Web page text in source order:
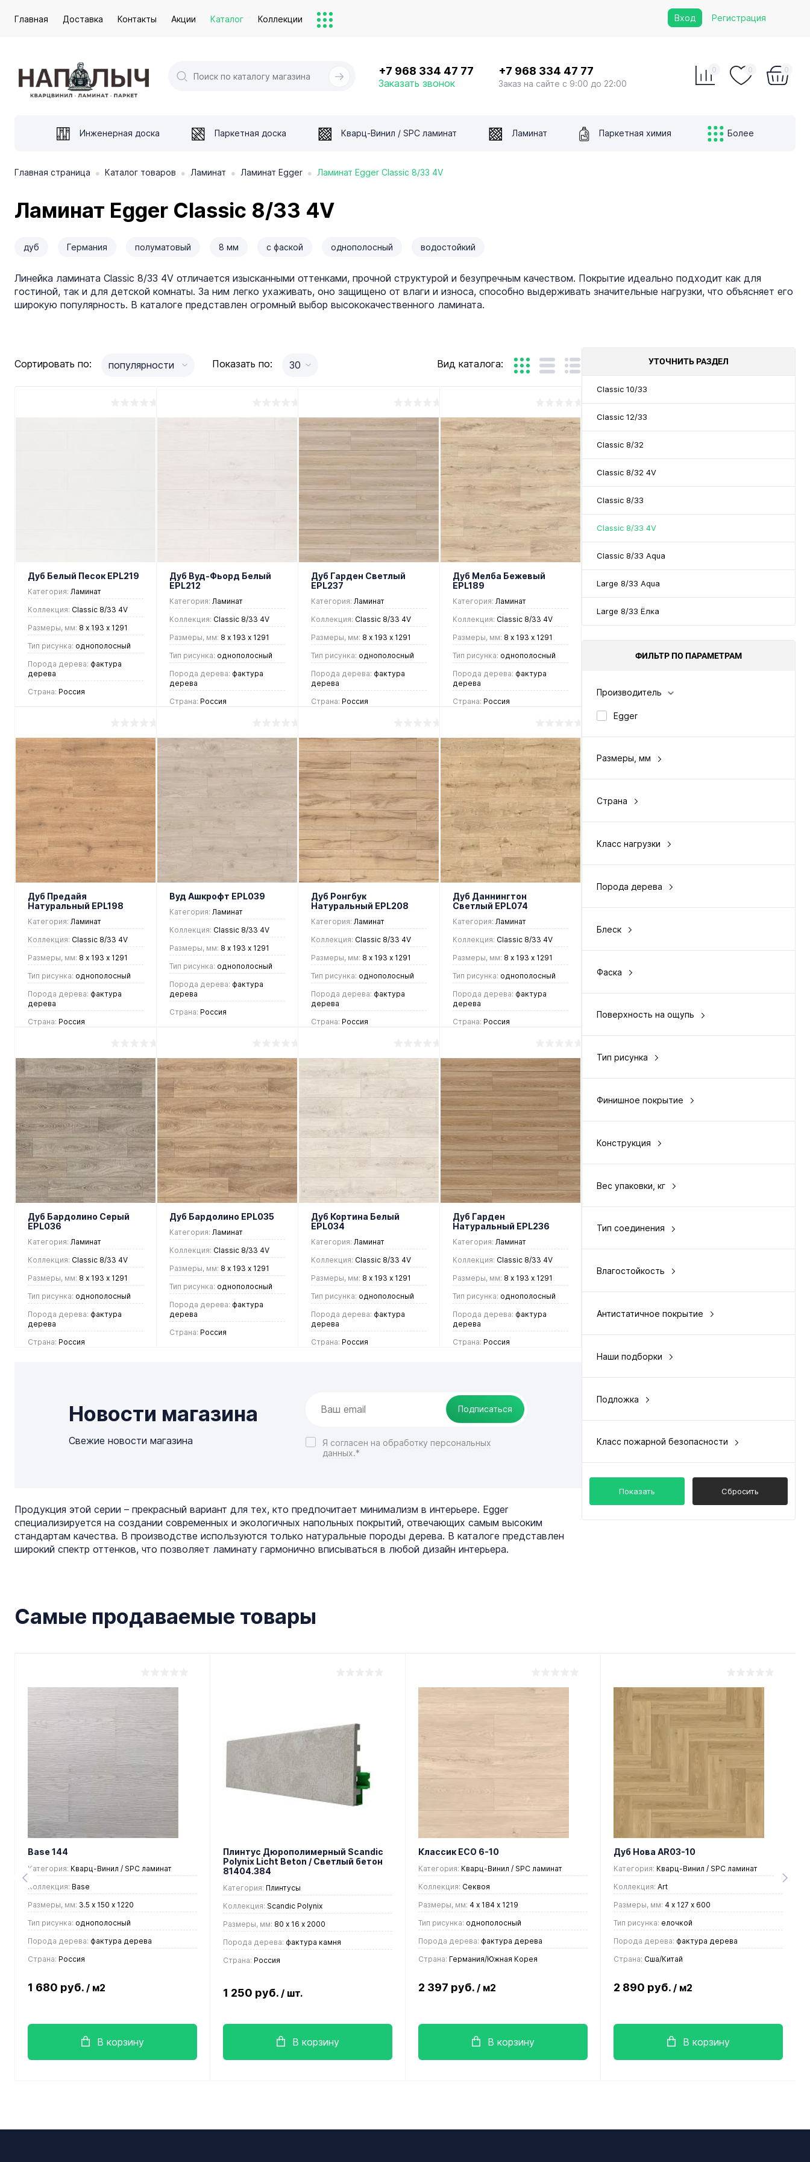
Главная Доставка Контакты Акции Каталог Коллекции Вход Регистрация
+7 968 334 47 77
Заказать звонок
+7 968 334 47 77
Заказ на сайте с 9:00 до 22:00
0 0 0
Инженерная доска Паркетная доска Кварц-Винил / SPC ламинат Ламинат Паркетная химия Более
Главная страница • Каталог товаров • Ламинат • Ламинат Egger • Ламинат Egger Classic 8/33 4V
Ламинат Egger Classic 8/33 4V
дуб Германия полуматовый 8 мм c фаской однополосный водостойкий
Линейка ламината Classic 8/33 4V отличается изысканными оттенками, прочной структурой и безупречным качеством. Покрытие идеально подходит как для
гостиной, так и для детской комнаты. За ним легко ухаживать, оно защищено от влаги и износа, способно выдерживать значительные нагрузки, что объясняет его
широкую популярность. В каталоге представлен огромный выбор высококачественного ламината.
УТОЧНИТЬ РАЗДЕЛ
Classic 10/33
Classic 12/33
Classic 8/32
Classic 8/32 4V
Classic 8/33
Classic 8/33 4V
Classic 8/33 Aqua
Large 8/33 Aqua
Large 8/33 Ёлка
ФИЛЬТР ПО ПАРАМЕТРАМ
Производитель
Egger
Размеры, мм
Страна
Класс нагрузки
Порода дерева
Блеск
Фаска
Поверхность на ощупь
Тип рисунка
Финишное покрытие
Конструкция
Вес упаковки, кг
Тип соединения
Влагостойкость
Антистатичное покрытие
Наши подборки
Подложка
Класс пожарной безопасности
Показать Сбросить
Сортировать по: популярности Показать по: 30 Вид каталога:
Дуб Белый Песок EPL219
Категория: Ламинат
Коллекция: Classic 8/33 4V
Размеры, мм: 8 х 193 х 1291
Тип рисунка: однополосный
Порода дерева: фактура
дерева
Страна: Россия
В корзину
Купить в 1
Сравнение
В
избранное
наличии
Дуб Вуд-Фьорд Белый
EPL212
Категория: Ламинат
Коллекция: Classic 8/33 4V
Размеры, мм: 8 х 193 х 1291
Тип рисунка: однополосный
Порода дерева: фактура
дерева
Страна: Россия
В корзину
Купить в 1
наличии
Дуб Гарден Светлый
EPL237
Категория: Ламинат
Коллекция: Classic 8/33 4V
Размеры, мм: 8 х 193 х 1291
Тип рисунка: однополосный
Порода дерева: фактура
дерева
Страна: Россия
В корзину
Купить в 1
клик
Сравнение
В
избранное
Под
заказ
Дуб Мелба Бежевый
EPL189
Категория: Ламинат
Коллекция: Classic 8/33 4V
Размеры, мм: 8 х 193 х 1291
Тип рисунка: однополосный
Порода дерева: фактура
дерева
Страна: Россия
В корзину
Купить в 1
клик
Сравнение
В
избранное
В
наличии
Дуб Предайя
Натуральный EPL198
Категория: Ламинат
Коллекция: Classic 8/33 4V
Размеры, мм: 8 х 193 х 1291
Тип рисунка: однополосный
Порода дерева: фактура
дерева
Страна: Россия
В корзину
Купить в 1
клик
Сравнение
В
избранное
В
наличии
Вуд Ашкрофт EPL039
Категория: Ламинат
Коллекция: Classic 8/33 4V
Размеры, мм: 8 х 193 х 1291
Тип рисунка: однополосный
Порода дерева: фактура
дерева
Страна: Россия
В корзину
Купить в 1
клик
Сравнение
В
избранное
В
наличии
Дуб Ронгбук
Натуральный EPL208
Категория: Ламинат
Коллекция: Classic 8/33 4V
Размеры, мм: 8 х 193 х 1291
Тип рисунка: однополосный
Порода дерева: фактура
дерева
Страна: Россия
В корзину
Купить в 1
В
наличии
Дуб Даннингтон
Светлый EPL074
Категория: Ламинат
Коллекция: Classic 8/33 4V
Размеры, мм: 8 х 193 х 1291
Тип рисунка: однополосный
Порода дерева: фактура
дерева
Страна: Россия
В корзину
Купить в 1
клик
Сравнение
избранное
В
наличии
Дуб Бардолино Серый
EPL036
Категория: Ламинат
Коллекция: Classic 8/33 4V
Размеры, мм: 8 х 193 х 1291
Тип рисунка: однополосный
Порода дерева: фактура
дерева
Страна: Россия
В корзину
Дуб Бардолино EPL035
Категория: Ламинат
Коллекция: Classic 8/33 4V
Размеры, мм: 8 х 193 х 1291
Тип рисунка: однополосный
Порода дерева: фактура
дерева
Страна: Россия
В корзину
Купить в 1
Дуб Кортина Белый
EPL034
Категория: Ламинат
Коллекция: Classic 8/33 4V
Размеры, мм: 8 х 193 х 1291
Тип рисунка: однополосный
Порода дерева: фактура
дерева
Страна: Россия
Купить в 1
Дуб Гарден
Натуральный EPL236
Категория: Ламинат
Коллекция: Classic 8/33 4V
Размеры, мм: 8 х 193 х 1291
Тип рисунка: однополосный
Порода дерева: фактура
дерева
Страна: Россия
В корзину
Новости магазина
Свежие новости магазина
Подписаться
Я согласен на обработку персональных
данных.*
Продукция этой серии – прекрасный вариант для тех, кто предпочитает минимализм в интерьере. Egger
специализируется на создании современных и экологичных напольных покрытий, отвечающих самым высоким
стандартам качества. В производстве используются только натуральные породы дерева. В каталоге представлен
широкий спектр оттенков, что позволяет ламинату гармонично вписываться в любой дизайн интерьера.
Самые продаваемые товары
Base 144
Категория: Кварц-Винил / SPC ламинат
Коллекция: Base
Размеры, мм: 3.5 х 150 х 1220
Тип рисунка: однополосный
Порода дерева: фактура дерева
Страна: Россия
1 680 руб. / м2
В корзину
Плинтус Дюрополимерный Scandic
Polynix Licht Beton / Светлый бетон
81404.384
Категория: Плинтусы
Коллекция: Scandic Polynix
Размеры, мм: 80 х 16 х 2000
Порода дерева: фактура камня
Страна: Россия
1 250 руб. / шт.
В корзину
Классик ЕСО 6-10
Категория: Кварц-Винил / SPC ламинат
Коллекция: Секвоя
Размеры, мм: 4 х 184 х 1219
Тип рисунка: однополосный
Порода дерева: фактура дерева
Страна: Германия/Южная Корея
2 397 руб. / м2
В корзину
Дуб Нова AR03-10
Категория: Кварц-Винил / SPC ламинат
Коллекция: Art
Размеры, мм: 4 х 127 х 600
Тип рисунка: елочкой
Порода дерева: фактура дерева
Страна: Сша/Китай
2 890 руб. / м2
В корзину